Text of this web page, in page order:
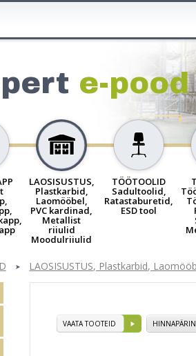
e-pood
LAOSISUSTUS,
Plastkarbid,
Laomööbel,
PVC kardinad,
Metallist
riiulid
Moodulriiulid
TÖÖTOOLID
Sadultoolid,
Ratastaburetid,
ESD tool
LAOSISUSTUS, Plastkarbid,
VAATA TOOTEID